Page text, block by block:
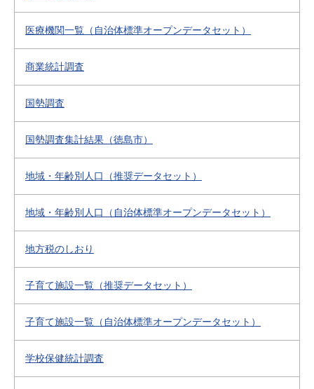
医療機関一覧（自治体標準オープンデータセット）
商業統計調査
国勢調査
国勢調査集計結果（徳島市）
地域・年齢別人口（推奨データセット）
地域・年齢別人口（自治体標準オープンデータセット）
地方税のしおり
子育て施設一覧（推奨データセット）
子育て施設一覧（自治体標準オープンデータセット）
学校保健統計調査